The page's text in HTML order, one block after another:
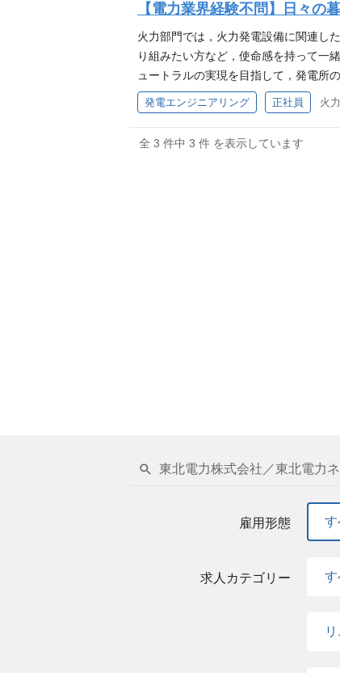
に関する経験・ノウハウのある方 ※入
学分析業務等の経験者 ・【優遇あり】
興味・やる気のある方であれば歓迎し
的な運用に取り組みながら，新たな技
取り組んでいきます。 水力発電を将来
以上。 電気・機械系の学科を卒業さ
や監視制御システムに関する経験・ノ
【電力業界経験不問】日々の
火力部門では，火力発電設備に関連し
り組みたい方など，使命感を持って一
ュートラルの実現を目指して，発電所
す。 ●発電所の運転・保守・管理（機
方） ●カーボンニュートラルを含む将
ではありますが，電力の安定供給には
力発電を推進するとともに，カーボン
いう社会インフラの根幹の一翼を担う
高卒以上，電気・機械・化学などの理
発電エンジニアリング 正社員 火
全 3 件中 3 件 を表示しています
東北電力株式会社／東北電力
雇用形態 す
求人カテゴリー す